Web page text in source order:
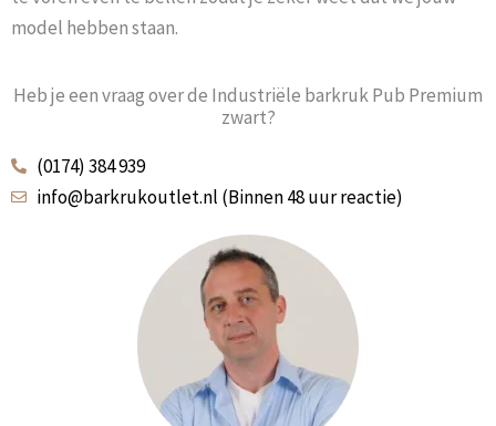
model hebben staan.
Heb je een vraag over de Industriële barkruk Pub Premium
zwart?
(0174) 384 939
info@barkrukoutlet.nl (Binnen 48 uur reactie)